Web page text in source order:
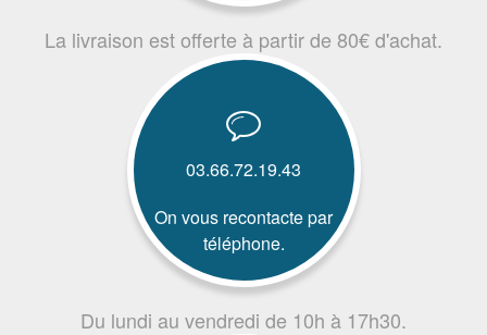
La livraison est offerte à partir de 80€ d'achat.
03.66.72.19.43
On vous recontacte par
téléphone.
Du lundi au vendredi de 10h à 17h30.